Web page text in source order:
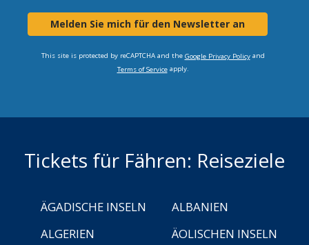
Melden Sie mich für den Newsletter an
This site is protected by reCAPTCHA and the Google Privacy Policyand
Terms of Serviceapply.
Tickets für Fähren: Reiseziele
ÄGADISCHE INSELN
ALBANIEN
ALGERIEN
ÄOLISCHEN INSELN